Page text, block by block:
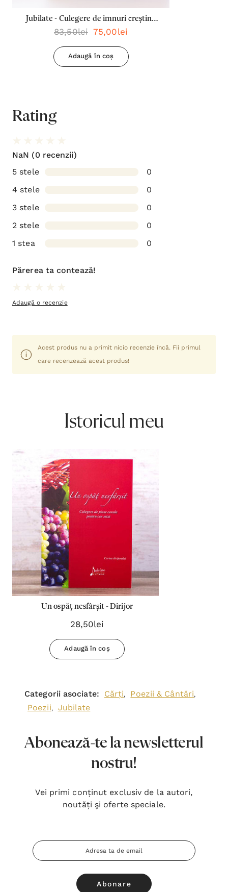
Jubilate - Culegere de imnuri creștine
Vol. 2
83,50lei 75,00lei
Adaugă în coș
Rating
NaN (0 recenzii)
5 stele
0
4 stele
0
3 stele
0
2 stele
0
1 stea
0
Părerea ta contează!
Adaugă o recenzie
Acest produs nu a primit nicio recenzie încă. Fii primul
care recenzează acest produs!
Istoricul meu
Un ospăț nesfârșit - Dirijor
28,50lei
Adaugă în coș
Categorii asociate: Cărți, Poezii & Cântări,
Poezii, Jubilate
Abonează-te la newsletterul
nostru!
Vei primi conținut exclusiv de la autori,
noutăți şi oferte speciale.
Adresa
Email